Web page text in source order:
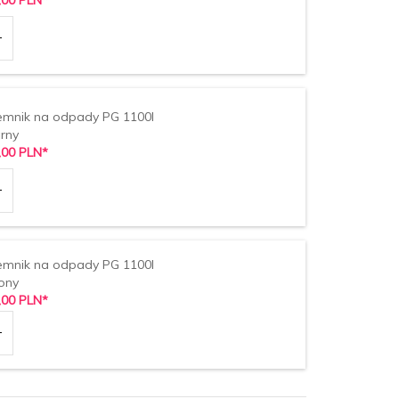
na odpady PG 1100l
00 PLN*
na odpady PG 1100l
00 PLN*